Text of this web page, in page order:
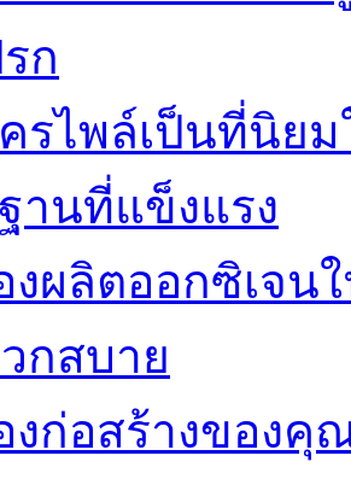
ก
รไพล์เป็นที่นิยม
านที่แข็งแรง
งผลิตออกซิเจ
กสบาย
งก่อสร้างของ